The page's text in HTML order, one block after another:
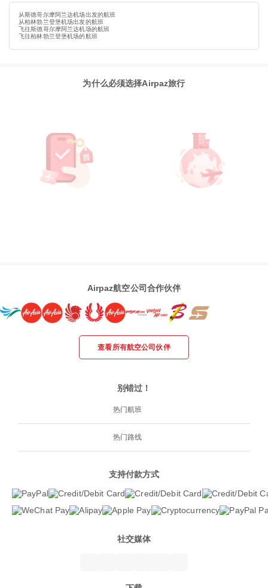
从斯德哥尔摩阿兰达机场出发的航班
从柏林勃兰登堡机场出发的航班
飞往斯德哥尔摩阿兰达机场的航班
飞往柏林勃兰登堡机场的航班
为什么必须选择Airpaz旅行
Airpaz航空公司合作伙伴
查看所有航空公司伙伴
别错过！
热门航班
热门路线
支持付款方式
社交媒体